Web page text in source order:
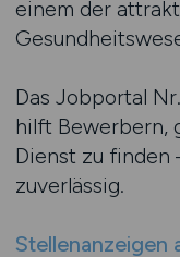
einem der
Das Jobportal
hilft Bewerbern,
Dienst zu finden
zuverlässig.
Stellenanzeigen